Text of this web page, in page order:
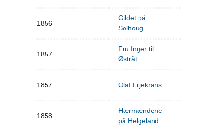
1856
Gildet på
Solhoug
1857
Fru Inger til
Østråt
1857 Olaf Liljekrans
1858
Hærmændene
på Helgeland